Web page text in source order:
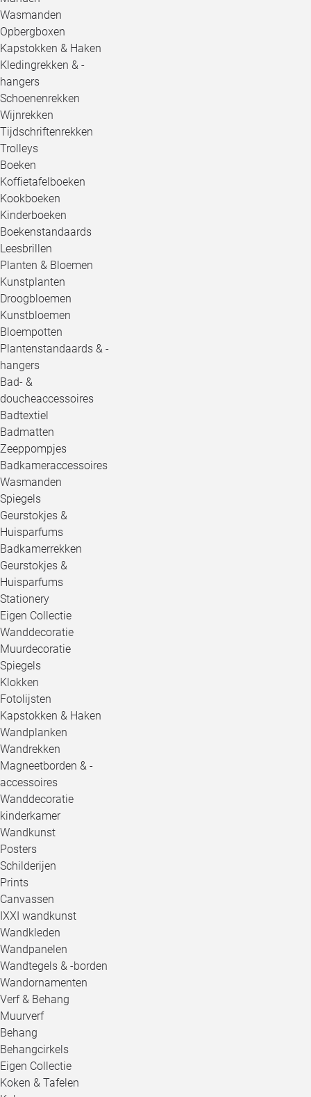
Wasmanden
Opbergboxen
Kapstokken & Haken
Kledingrekken & -
hangers
Schoenenrekken
Wijnrekken
Tijdschriftenrekken
Trolleys
Boeken
Koffietafelboeken
Kookboeken
Kinderboeken
Boekenstandaards
Leesbrillen
Planten & Bloemen
Kunstplanten
Droogbloemen
Kunstbloemen
Bloempotten
Plantenstandaards & -
hangers
Bad- &
doucheaccessoires
Badtextiel
Badmatten
Zeeppompjes
Badkameraccessoires
Wasmanden
Spiegels
Geurstokjes &
Huisparfums
Badkamerrekken
Geurstokjes &
Huisparfums
Stationery
Eigen Collectie
Wanddecoratie
Muurdecoratie
Spiegels
Klokken
Fotolijsten
Kapstokken & Haken
Wandplanken
Wandrekken
Magneetborden & -
accessoires
Wanddecoratie
kinderkamer
Wandkunst
Posters
Schilderijen
Prints
Canvassen
IXXI wandkunst
Wandkleden
Wandpanelen
Wandtegels & -borden
Wandornamenten
Verf & Behang
Muurverf
Behang
Behangcirkels
Eigen Collectie
Koken & Tafelen